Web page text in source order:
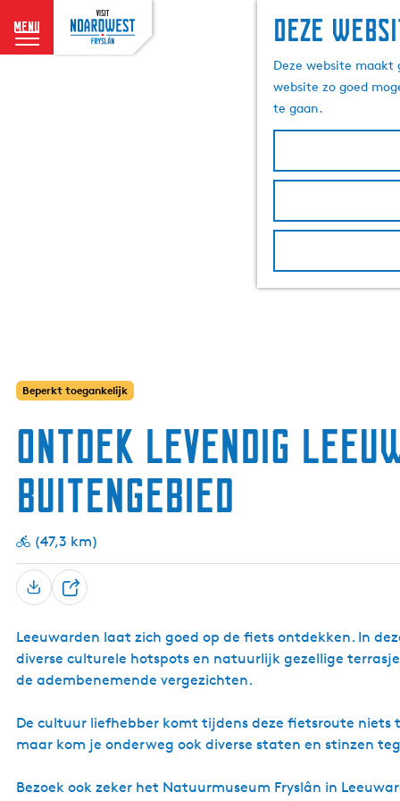
Deze
Deze website
website zo goed
te gaan.
menu
G
Ontdek levendig
buitengebied
Beperkt toegankelijk
(47,3 km)
D
e
l
Leeuwarden laat zich goed op de fiets ontdekken. In
diverse culturele hotspots en natuurlijk gezellige
de adembenemende vergezichten.
De cultuur liefhebber komt tijdens deze fietsroute niets
maar kom je onderweg ook diverse staten en stinzen
Bezoek ook zeker het Natuurmuseum Fryslân in